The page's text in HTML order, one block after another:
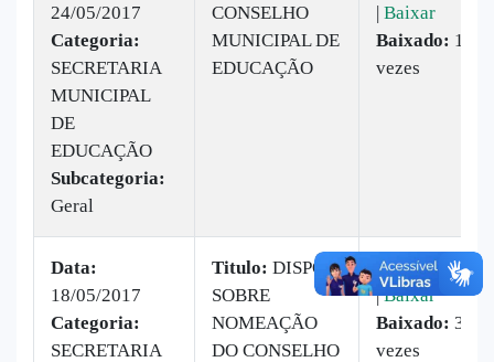
24/05/2017
Categoria:
SECRETARIA
MUNICIPAL
DE
EDUCAÇÃO
Subcategoria:
Geral
CONSELHO
MUNICIPAL DE
EDUCAÇÃO
| Baixar
Baixado: 16
vezes
Data:
18/05/2017
Categoria:
SECRETARIA
Titulo: DISPÕE
SOBRE
NOMEAÇÃO
DO CONSELHO
Visualizar
|Baixar
Baixado: 37
vezes